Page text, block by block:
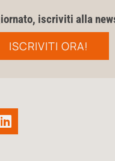
iscriviti alla
ISCRIVITI ORA!